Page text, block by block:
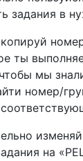
задания в
ты
мы
номер/
на